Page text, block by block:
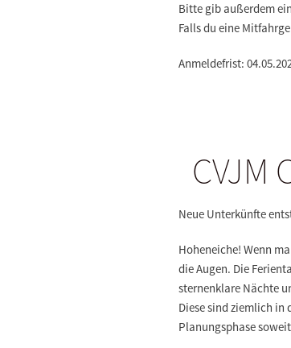
Bitte gib außerdem
Falls du eine
Anmeldefrist:
CVJM
Neue Unterkünfte
Hoheneiche! Wenn
die Augen. Die
sternenklare Nächte
Diese sind ziemlich in
Planungsphase